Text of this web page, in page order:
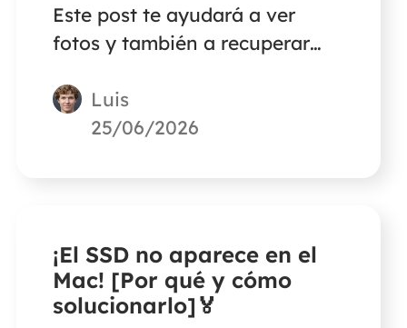
Este post te ayudará a ver
fotos y también a recuperar
accidentalmente.
Luis
25/06/2026
¡El SSD no aparece en el
Mac! [Por qué y cómo
solucionarlo]🏅